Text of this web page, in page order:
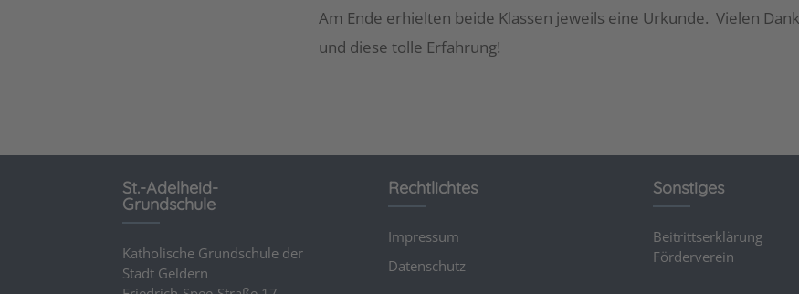
Am Ende erhielten beide Klassen jeweils eine Urkunde. Vielen
und diese tolle Erfahrung!
St.-Adelheid-
Grundschule
Katholische Grundschule der
Stadt Geldern
Rechtlichtes
Impressum
Datenschutz
Sonstiges
Beitrittserklärung
Förderverein